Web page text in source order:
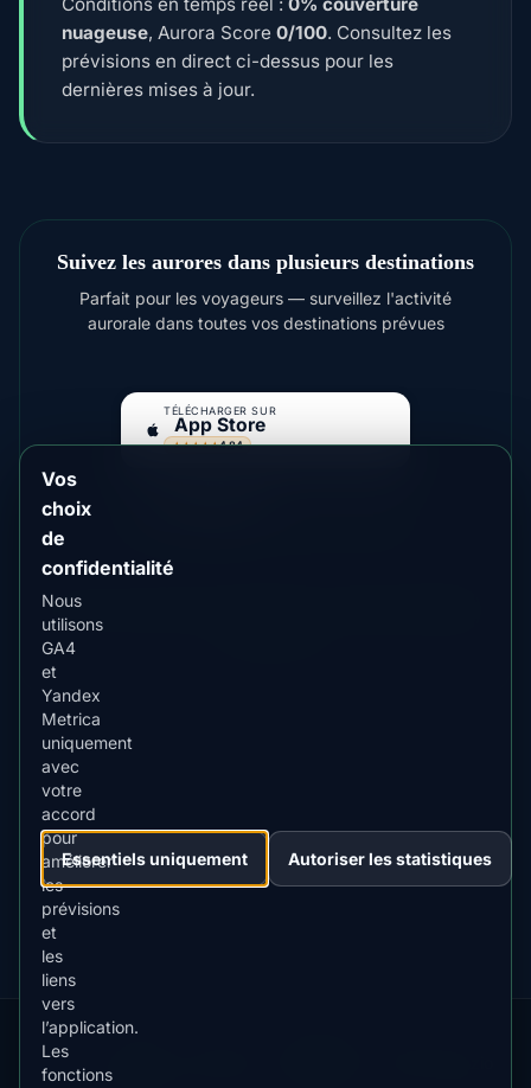
nuageuse, Aurora Score 0/100. Consultez les
prévisions en direct ci-dessus pour les
dernières mises à jour.
Suivez les aurores dans plusieurs destinations
Parfait pour les voyageurs — surveillez l'activité
aurorale dans toutes vos destinations prévues
TÉLÉCHARGER SUR
App Store
★★★★★4.84
Pour des aurores plus lumineuses, envisagez
Google Play
Our
Apps:
Forecast
Vos
choix
de
confidentialité
Nous
utilisons
GA4
et
Yandex
Metrica
uniquement
avec
votre
accord
pour
améliorer
les
prévisions
et
les
liens
vers
l’application.
Les
fonctions
Essentiels uniquement Autoriser les statistiques